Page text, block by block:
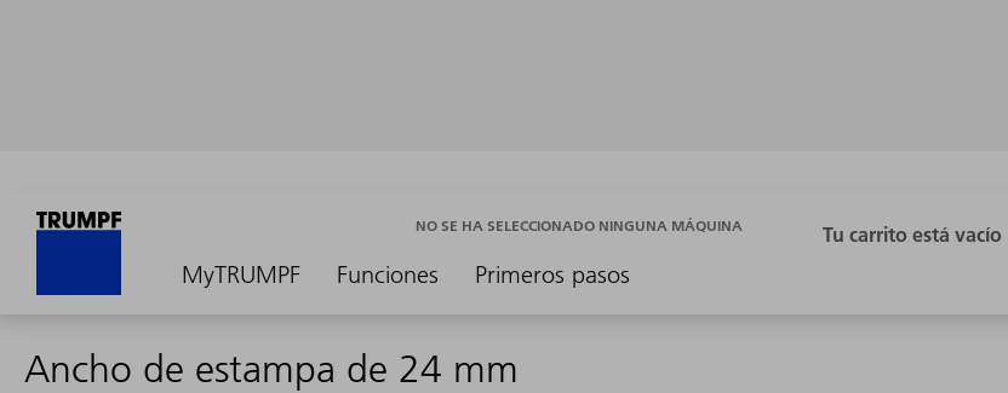
MyTRUMPF Funciones Primeros pasos
NO SE HA SELECCIONADO NINGUNA MÁQUINA
Ancho de estampa de 24 mm